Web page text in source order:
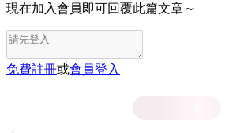
現在加入會員即可回覆此篇文章～
免費註冊或會員登入